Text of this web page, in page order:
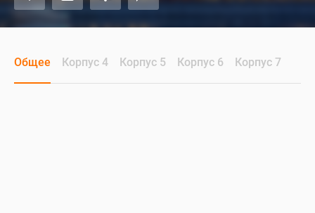
Общее Корпус 4 Корпус 5 Корпус 6 Корпус 7